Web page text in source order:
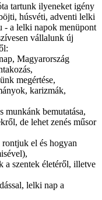
tartunk ilyeneket igény
húsvéti, adventi lelki
- a lelki napok menüpont
vállalunk új
Magyarország
megértése,
karizmák,
munkánk bemutatása,
de lehet zenés műsor
el és hogyan
a szentek életéről, illetve
lelki nap a